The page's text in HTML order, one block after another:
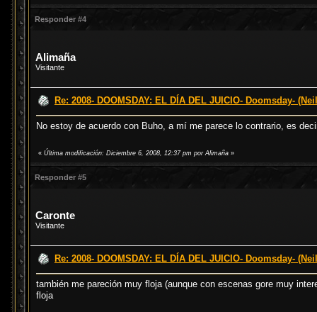
Responder #4
Alimaña
Visitante
Re: 2008- DOOMSDAY: EL DÍA DEL JUICIO- Doomsday-
No estoy de acuerdo con Buho, a mí me parece lo contrario, es
« Última modificación: Diciembre 6, 2008, 12:37 pm por Alimaña »
Responder #5
Caronte
Visitante
Re: 2008- DOOMSDAY: EL DÍA DEL JUICIO- Doomsday-
también me pareción muy floja (aunque con escenas gore muy
floja